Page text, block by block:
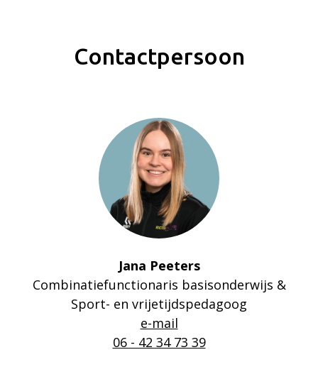
Contactpersoon
Jana Peeters
Combinatiefunctionaris basisonderwijs &
Sport- en vrijetijdspedagoog
e-mail
06 - 42 34 73 39